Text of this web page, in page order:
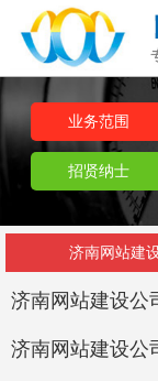
业务范围
招贤纳士
济南网站建
济南网站建设公
济南网站建设公